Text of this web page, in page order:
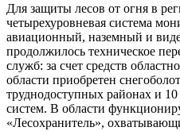
Для защиты лесов от огня в
четырехуровневая система
авиационный, наземный и
продолжилось техническое
служб: за счет средств
области приобретен
труднодоступных районах и
систем. В области
«Лесохранитель»,